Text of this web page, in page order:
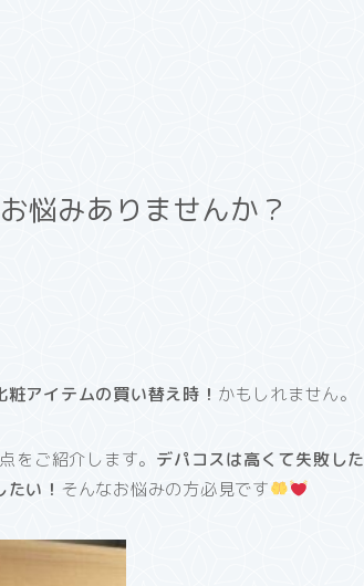
悩みありませんか？
粧アイテムの買い替え時！ かもしれません。
をご紹介します。 デパコスは高くて失敗した
い！ そんなお悩みの方必見です